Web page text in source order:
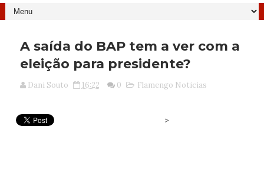
A saída do BAP tem a ver com a
eleição para presidente?
Dani Souto 16:22 0 Flamengo Noticias
>